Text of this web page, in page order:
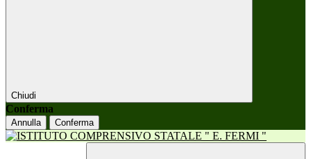
Chiudi
Conferma
Annulla Conferma